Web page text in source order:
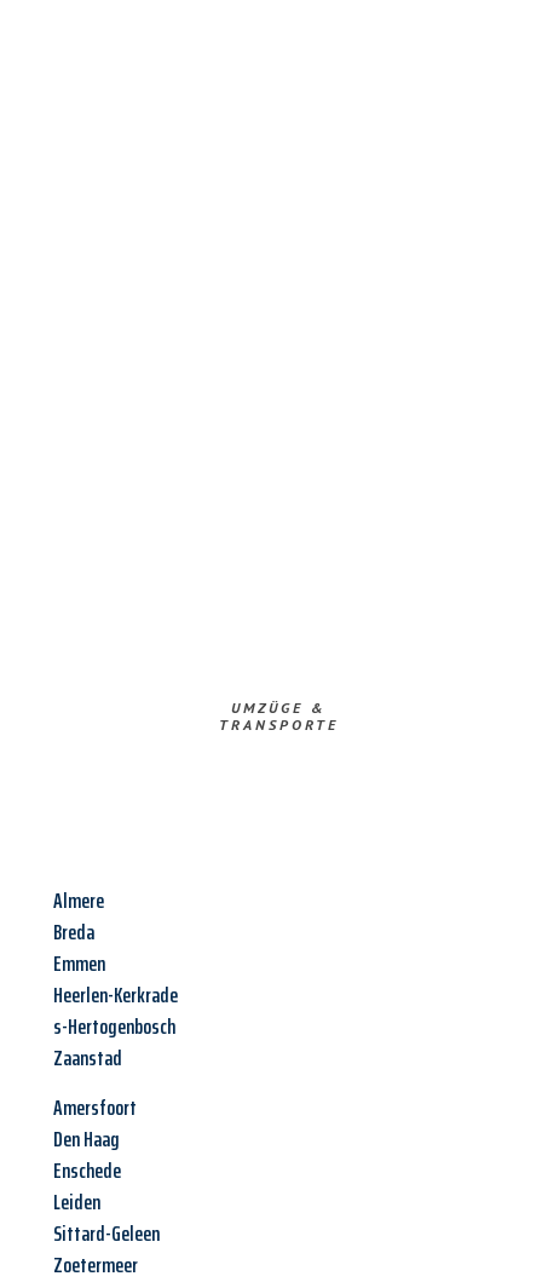
UMZÜGE &
TRANSPORTE
Almere
Breda
Emmen
Heerlen-Kerkrade
s-Hertogenbosch
Zaanstad
Amersfoort
Den Haag
Enschede
Leiden
Sittard-Geleen
Zoetermeer